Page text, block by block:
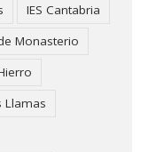
IES Cantabria
Monasterio
Llamas